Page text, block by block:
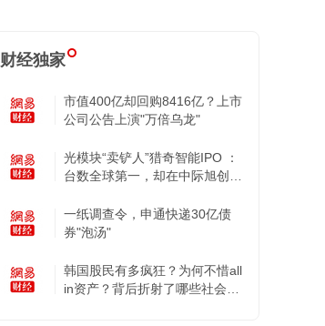
财经独家
市值400亿却回购8416亿？上市
公司公告上演"万倍乌龙"
光模块“卖铲人”猎奇智能IPO ：
台数全球第一，却在中际旭创的
一纸调查令，申通快递30亿债
券"泡汤"
韩国股民有多疯狂？为何不惜all
in资产？背后折射了哪些社会困